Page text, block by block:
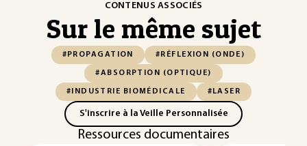
CONTENUS ASSOCIÉS
Sur le même sujet
#PROPAGATION #RÉFLEXION (ONDE)
#ABSORPTION (OPTIQUE)
#INDUSTRIE BIOMÉDICALE #LASER
S'inscrire à la Veille Personnalisée
Ressources documentaires